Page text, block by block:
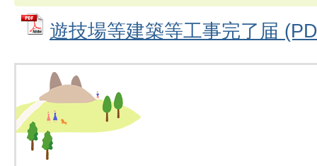
遊技場等建築等工事完了届